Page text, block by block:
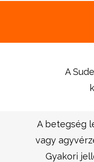
A
A betegség
vagy
Gyakori